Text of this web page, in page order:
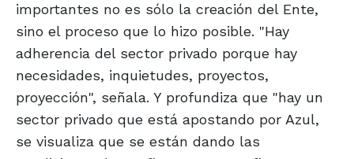
importantes no es sólo la creación del Ente,
sino el proceso que lo hizo posible. "Hay
adherencia del sector privado porque hay
necesidades, inquietudes, proyectos,
proyección", señala. Y profundiza que "hay un
sector privado que está apostando por Azul,
se visualiza que se están dando las